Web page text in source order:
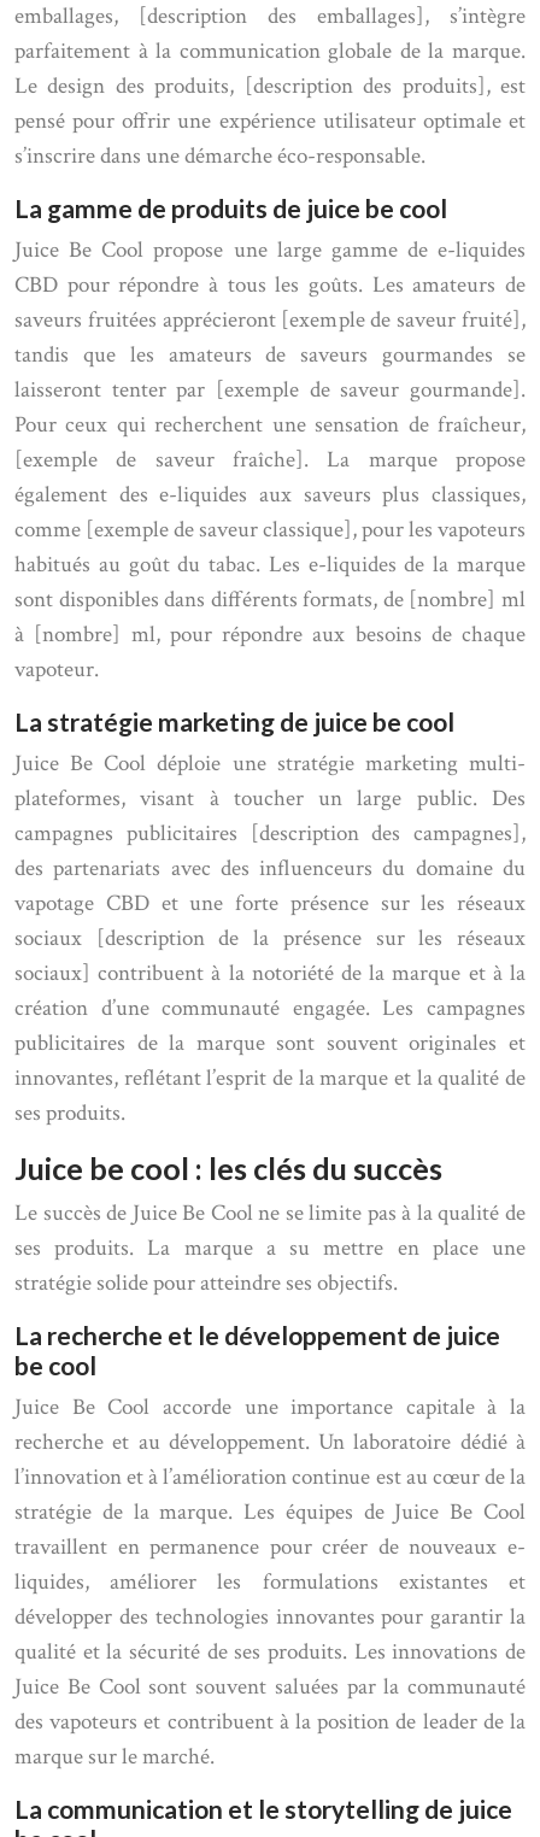
emballages, [description des emballages], s’intègre
parfaitement à la communication globale de la marque.
Le design des produits, [description des produits], est
pensé pour offrir une expérience utilisateur optimale et
s’inscrire dans une démarche éco-responsable.
La gamme de produits de juice be cool
Juice Be Cool propose une large gamme de e-liquides
CBD pour répondre à tous les goûts. Les amateurs de
saveurs fruitées apprécieront [exemple de saveur fruité],
tandis que les amateurs de saveurs gourmandes se
laisseront tenter par [exemple de saveur gourmande].
Pour ceux qui recherchent une sensation de fraîcheur,
[exemple de saveur fraîche]. La marque propose
également des e-liquides aux saveurs plus classiques,
comme [exemple de saveur classique], pour les vapoteurs
habitués au goût du tabac. Les e-liquides de la marque
sont disponibles dans différents formats, de [nombre] ml
à [nombre] ml, pour répondre aux besoins de chaque
vapoteur.
La stratégie marketing de juice be cool
Juice Be Cool déploie une stratégie marketing multi-
plateformes, visant à toucher un large public. Des
campagnes publicitaires [description des campagnes],
des partenariats avec des influenceurs du domaine du
vapotage CBD et une forte présence sur les réseaux
sociaux [description de la présence sur les réseaux
sociaux] contribuent à la notoriété de la marque et à la
création d’une communauté engagée. Les campagnes
publicitaires de la marque sont souvent originales et
innovantes, reflétant l’esprit de la marque et la qualité de
ses produits.
Juice be cool : les clés du succès
Le succès de Juice Be Cool ne se limite pas à la qualité de
ses produits. La marque a su mettre en place une
stratégie solide pour atteindre ses objectifs.
La recherche et le développement de juice
be cool
Juice Be Cool accorde une importance capitale à la
recherche et au développement. Un laboratoire dédié à
l’innovation et à l’amélioration continue est au cœur de la
stratégie de la marque. Les équipes de Juice Be Cool
travaillent en permanence pour créer de nouveaux e-
liquides, améliorer les formulations existantes et
développer des technologies innovantes pour garantir la
qualité et la sécurité de ses produits. Les innovations de
Juice Be Cool sont souvent saluées par la communauté
des vapoteurs et contribuent à la position de leader de la
marque sur le marché.
La communication et le storytelling de juice